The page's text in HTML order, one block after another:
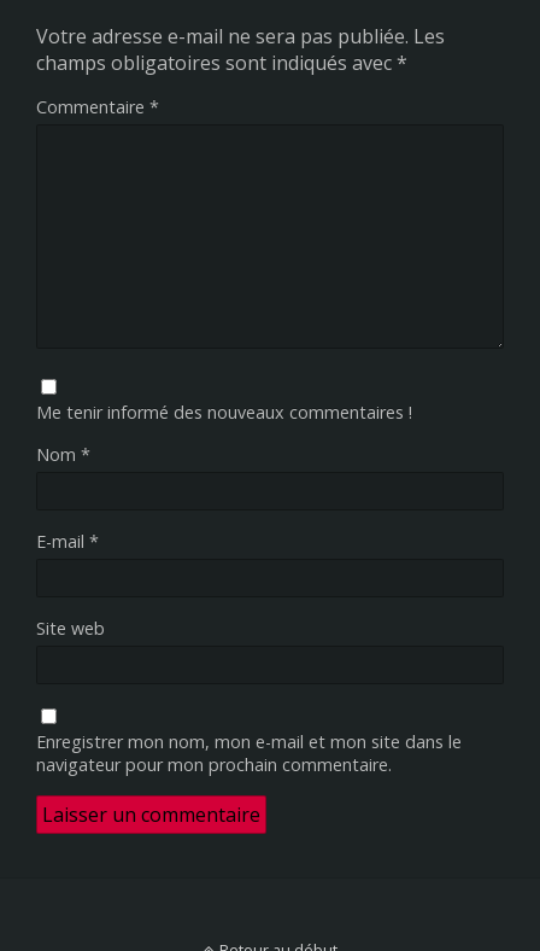
Votre adresse e-mail ne sera pas publiée. Les
champs obligatoires sont indiqués avec*
Commentaire *
Me tenir informé des nouveaux commentaires !
Nom *
E-mail *
Site web
Enregistrer mon nom, mon e-mail et mon site dans le
navigateur pour mon prochain commentaire.